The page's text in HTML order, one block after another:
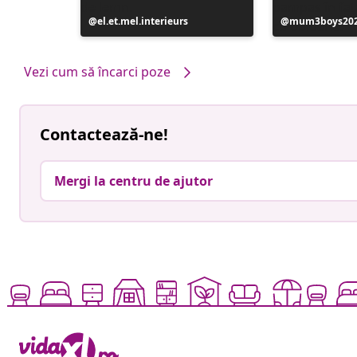
Postare
publicată
el.et.mel.interieurs
Postare
publicată
Vezi cum să încarci poze
Contactează-ne!
Mergi la centru de ajutor